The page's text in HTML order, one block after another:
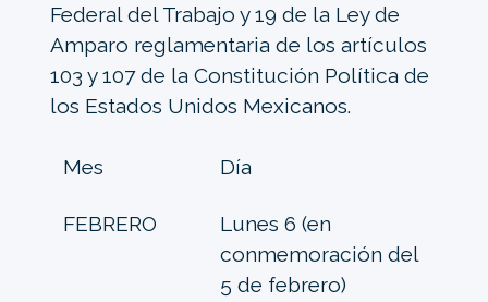
Federal del Trabajo y 19 de la Ley de
Amparo reglamentaria de los artículos
103 y 107 de la Constitución Política de
los Estados Unidos Mexicanos.
Mes Día
FEBRERO
Lunes 6 (en
conmemoración del
5 de febrero)